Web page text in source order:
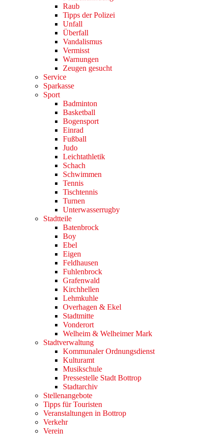
Raub
Tipps der Polizei
Unfall
Überfall
Vandalismus
Vermisst
Warnungen
Zeugen gesucht
Service
Sparkasse
Sport
Badminton
Basketball
Bogensport
Einrad
Fußball
Judo
Leichtathletik
Schach
Schwimmen
Tennis
Tischtennis
Turnen
Unterwasserrugby
Stadtteile
Batenbrock
Boy
Ebel
Eigen
Feldhausen
Fuhlenbrock
Grafenwald
Kirchhellen
Lehmkuhle
Overhagen & Ekel
Stadtmitte
Vonderort
Welheim & Welheimer Mark
Stadtverwaltung
Kommunaler Ordnungsdienst
Kulturamt
Musikschule
Pressestelle Stadt Bottrop
Stadtarchiv
Stellenangebote
Tipps für Touristen
Veranstaltungen in Bottrop
Verkehr
Verein